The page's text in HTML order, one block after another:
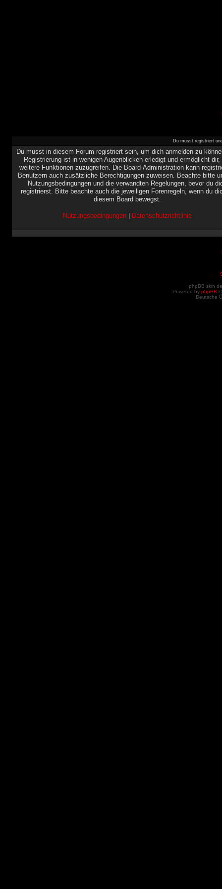
Du musst registriert
Du musst in diesem Forum registriert sein, um dich anmelden zu
Registrierung ist in wenigen Augenblicken erledigt und ermöglicht dir,
weitere Funktionen zuzugreifen. Die Board-Administration kann
Benutzern auch zusätzliche Berechtigungen zuweisen. Beachte bitte
Nutzungsbedingungen und die verwandten Regelungen, bevor du
registrierst. Bitte beachte auch die jeweiligen Forenregeln, wenn du
diesem Board bewegst.
Nutzungsbedingungen| Datenschutzrichtlinie
phpBB skin
Powered by phpBB
Deutsche